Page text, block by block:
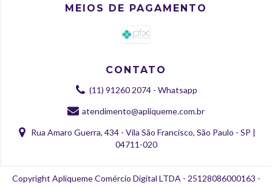
MEIOS DE PAGAMENTO
CONTATO
(11) 91260 2074 - Whatsapp
atendimento@apliqueme.com.br
Rua Amaro Guerra, 434 - Vila São Francisco, São Paulo - SP |
04711-020
Copyright Apliqueme Comércio Digital LTDA - 25128086000163 -